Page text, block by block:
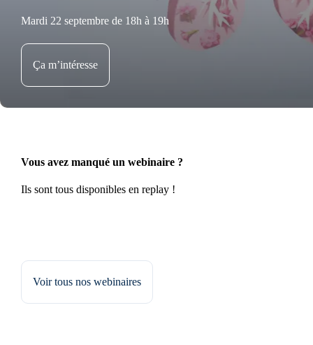
Mardi 22 septembre de 18h à 19h
Ça m’intéresse
Vous avez manqué un webinaire ?
Ils sont tous disponibles en replay !
Voir tous nos webinaires